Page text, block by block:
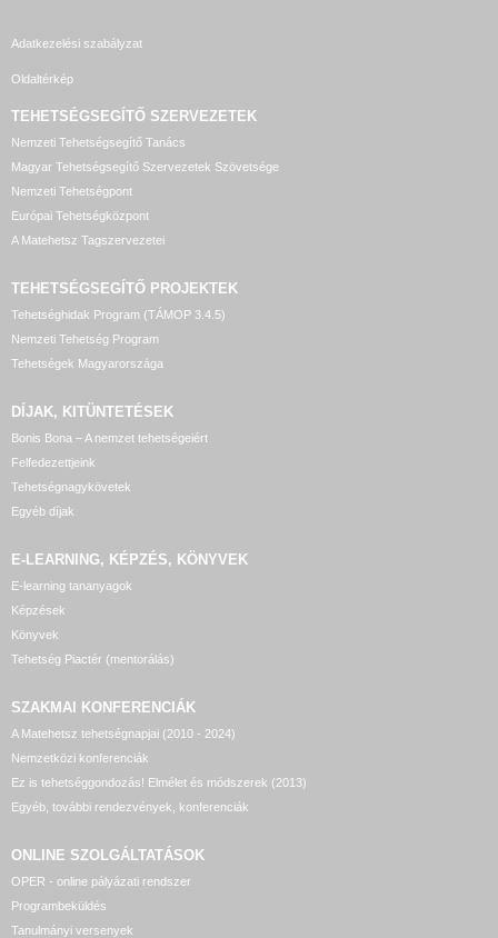
Adatkezelési szabályzat
Oldaltérkép
TEHETSÉGSEGÍTŐ SZERVEZETEK
Nemzeti Tehetségsegítő Tanács
Magyar Tehetségsegítő Szervezetek Szövetsége
Nemzeti Tehetségpont
Európai Tehetségközpont
A Matehetsz Tagszervezetei
TEHETSÉGSEGÍTŐ PROJEKTEK
Tehetséghidak Program (TÁMOP 3.4.5)
Nemzeti Tehetség Program
Tehetségek Magyarországa
DÍJAK, KITÜNTETÉSEK
Bonis Bona – A nemzet tehetségeiért
Felfedezettjeink
Tehetségnagykövetek
Egyéb díjak
E-LEARNING, KÉPZÉS, KÖNYVEK
E-learning tananyagok
Képzések
Könyvek
Tehetség Piactér (mentorálás)
SZAKMAI KONFERENCIÁK
A Matehetsz tehetségnapjai (2010 - 2024)
Nemzetközi konferenciák
Ez is tehetséggondozás! Elmélet és módszerek (2013)
Egyéb, további rendezvények, konferenciák
ONLINE SZOLGÁLTATÁSOK
OPER - online pályázati rendszer
Programbeküldés
Tanulmányi versenyek